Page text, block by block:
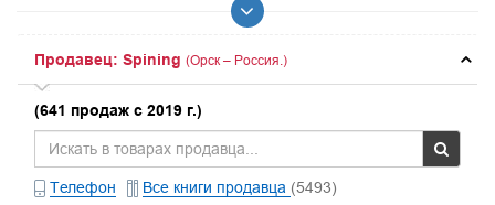
Продавец: Spining (Орск – Россия.)
(641 продаж с 2019 г.)
Телефон Все книги продавца (5493)